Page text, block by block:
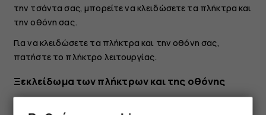
την τσάντα σας, μπορείτε να κλειδώσετε τα πλήκτρα και
την οθόνη σας.
Για να κλειδώσετε τα πλήκτρα και την οθόνη σας,
πατήστε το πλήκτρο λειτουργίας.
Ξεκλείδωμα των πλήκτρων και της οθόνης